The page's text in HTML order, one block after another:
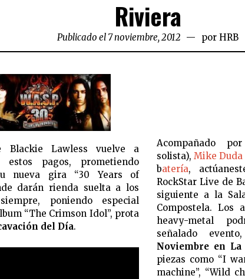
Riviera
Publicado el 7 noviembre, 2012 porHRB
Blackie Lawless vuelve a
pagos, prometiendo
nueva gira “30 Years of
darán rienda suelta a los
poniendo especial
“The Crimson Idol”, prota
del Día.
Acompañado
solista),Mike Duda
batería,
RockStar Live de
siguiente a la
Compostela. Los
heavy-metal
señalado
Noviembre en La
piezas como “I
machine”, “Wild